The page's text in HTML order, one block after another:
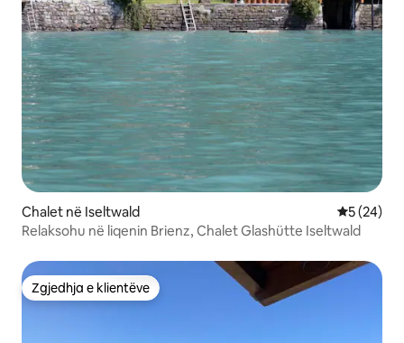
Chalet në Iseltwald Vlerësimi
5 (24)
Relaksohu në liqenin Brienz, Chalet Glashütte Iseltwald
Zgjedhja e klientëve
Zgjedhja e klientëve